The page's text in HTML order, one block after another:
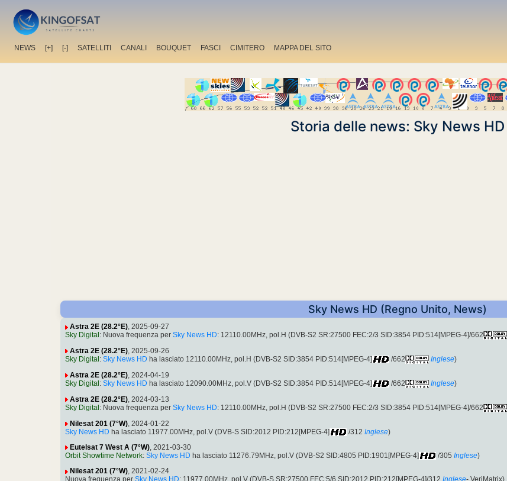
NEWS [+] [-] SATELLITI CANALI BOUQUET FASCI CIMITERO MAPPA DEL SITO
Storia delle news: Sky News HD
Sky News HD (Regno Unito, News)
Astra 2E (28.2°E), 2025-09-27
Sky Digital : Nuova frequenza per Sky News HD: 12110.00MHz, pol.H (DVB-S2 SR:27500 FEC:2/3 SID:3854 PID:514[MPEG-4]/662
Astra 2E (28.2°E), 2025-09-26
Sky Digital : Sky News HD ha lasciato 12110.00MHz, pol.H (DVB-S2 SID:3854 PID:514[MPEG-4] /662 Inglese)
Astra 2E (28.2°E), 2024-04-19
Sky Digital : Sky News HD ha lasciato 12090.00MHz, pol.V (DVB-S2 SID:3854 PID:514[MPEG-4] /662 Inglese)
Astra 2E (28.2°E) , 2024-03-13
Sky Digital: Nuova frequenza per Sky News HD: 12110.00MHz, pol.H (DVB-S2 SR:27500 FEC:2/3 SID:3854 PID:514[MPEG-4]/662
Nilesat 201 (7°W) , 2024-01-22
Sky News HD ha lasciato 11977.00MHz, pol.V (DVB-S SID:2012 PID:212[MPEG-4] /312 Inglese)
Eutelsat 7 West A (7°W), 2021-03-30
Orbit Showtime Network: Sky News HD ha lasciato 11276.79MHz, pol.V (DVB-S2 SID:4805 PID:1901[MPEG-4] /305 Inglese)
Nilesat 201 (7°W), 2021-02-24